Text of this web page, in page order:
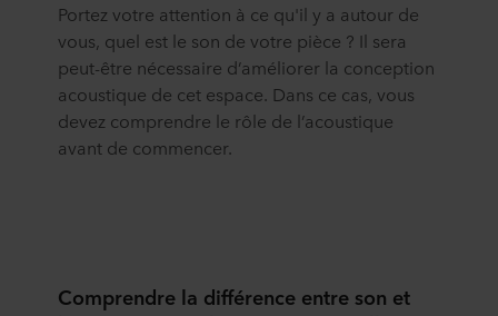
Portez votre attention à ce qu'il y a autour de
vous, quel est le son de votre pièce ? Il sera
peut-être nécessaire d’améliorer la conception
acoustique de cet espace. Dans ce cas, vous
devez comprendre le rôle de l’acoustique
avant de commencer.
Comprendre la différence entre son et